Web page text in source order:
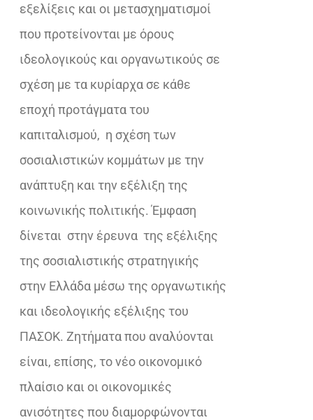
εξελίξεις και οι μετασχηματισμοί
που προτείνονται με όρους
ιδεολογικούς και οργανωτικούς σε
σχέση με τα κυρίαρχα σε κάθε
εποχή προτάγματα του
καπιταλισμού, η σχέση των
σοσιαλιστικών κομμάτων με την
ανάπτυξη και την εξέλιξη της
κοινωνικής πολιτικής. Έμφαση
δίνεται στην έρευνα της εξέλιξης
της σοσιαλιστικής στρατηγικής
στην Ελλάδα μέσω της οργανωτικής
και ιδεολογικής εξέλιξης του
ΠΑΣΟΚ. Ζητήματα που αναλύονται
είναι, επίσης, το νέο οικονομικό
πλαίσιο και οι οικονομικές
ανισότητες που διαμορφώνονται